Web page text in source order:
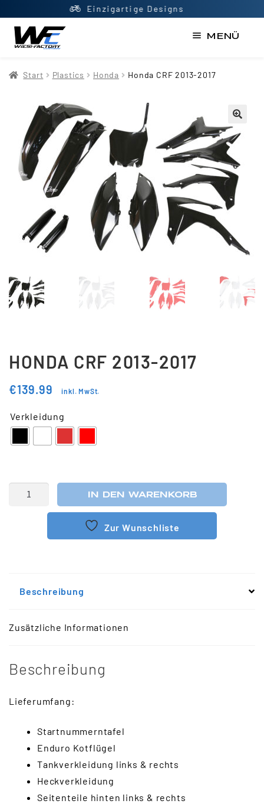
Top Beratung
MENÜ
Datenschutzerklärung
Impressum
Kasse
Kontakt
Mein Konto
Newsletter
Shop
Vertrag widerrufen
Warenkorb
Wunschliste
Start Plastics Honda Honda CRF 2013-2017
HONDA CRF 2013-2017
€139.99 inkl. MwSt.
Verkleidung
IN DEN WARENKORB
Zur Wunschliste
Beschreibung
Zusätzliche Informationen
Beschreibung
Lieferumfang:
Startnummerntafel
Enduro Kotflügel
Tankverkleidung links & rechts
Heckverkleidung
Seitenteile hinten links & rechts